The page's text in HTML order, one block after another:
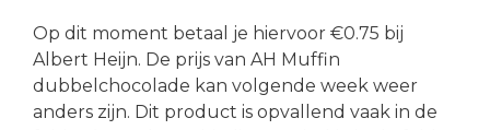
Op dit moment betaal je hiervoor €0.75 bij
Albert Heijn. De prijs van AH Muffin
dubbelchocolade kan volgende week weer
anders zijn. Dit product is opvallend vaak in de